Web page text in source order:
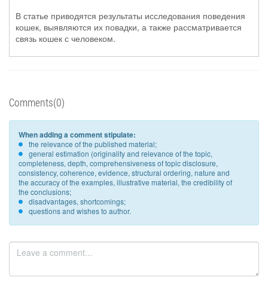
В статье приводятся результаты исследования поведения
кошек, выявляются их повадки, а также рассматривается
связь кошек с человеком.
Comments(0)
When adding a comment stipulate:
the relevance of the published material;
general estimation (originality and relevance of the topic,
completeness, depth, comprehensiveness of topic disclosure,
consistency, coherence, evidence, structural ordering, nature and
the accuracy of the examples, illustrative material, the credibility of
the conclusions;
disadvantages, shortcomings;
questions and wishes to author.